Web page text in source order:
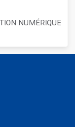
NUMÉRIQUE